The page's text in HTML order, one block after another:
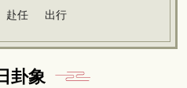
赴任 出行
卦象